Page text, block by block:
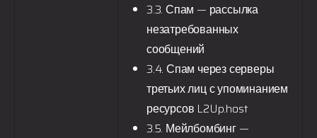
3.3. Спам — рассылка
незатребованных
сообщений
3.4. Спам через серверы
третьих лиц с упоминанием
ресурсов L2Up.host
3.5. Мейлбомбинг —